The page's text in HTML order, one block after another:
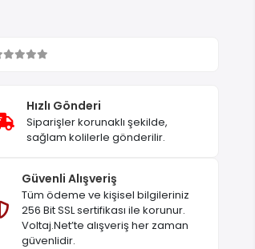
Hızlı Gönderi
Siparişler korunaklı şekilde,
sağlam kolilerle gönderilir.
Güvenli Alışveriş
Tüm ödeme ve kişisel bilgileriniz
256 Bit SSL sertifikası ile korunur.
Voltaj.Net’te alışveriş her zaman
güvenlidir.